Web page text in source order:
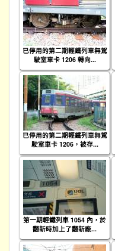
已停用的第二期輕鐵列車無駕
駛室車卡 1206 轉向...
已停用的第二期輕鐵列車無駕
駛室車卡 1206，被存...
第一期輕鐵列車 1054 內，於
翻新時加上了翻新廠...